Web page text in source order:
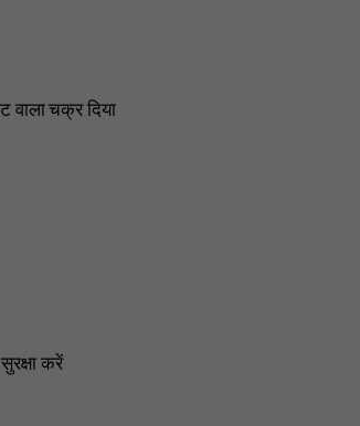
चक्र दिया
करें